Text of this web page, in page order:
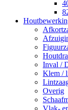
Inval /
Klem /
Overig
Vlak-